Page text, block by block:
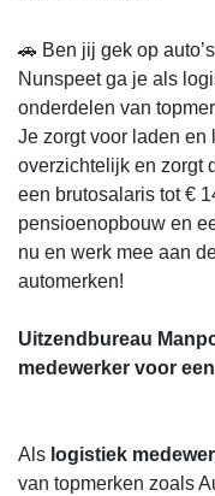
🚗 Ben jij gek op
Nunspeet ga je als
onderdelen van
Je zorgt voor laden en
overzichtelijk en zorgt
een brutosalaris tot €
pensioenopbouw en
nu en werk mee aan
automerken!
Uitzendbureau
medewerker voor
Als logistiek
van topmerken zoals